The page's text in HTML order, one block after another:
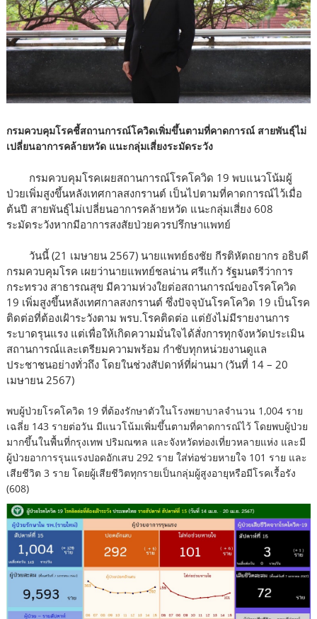
กรมควบคุมโรคชี้สถานการณ์โควิดเพิ่มขึ้นตามที่คาดการณ์ สายพันธุ์ไม่
เปลี่ยนอาการคล้ายหวัด แนะกลุ่มเสี่ยงระมัดระวัง
กรมควบคุมโรคเผยสถานการณ์โรคโควิด 19 พบแนวโน้มผู้
ป่วยเพิ่มสูงขึ้นหลังเทศกาลสงกรานต์ เป็นไปตามที่คาดการณ์ไว้เมื่อ
ต้นปี สายพันธุ์ไม่เปลี่ยนอาการคล้ายหวัด แนะกลุ่มเสี่ยง 608
ระมัดระวังหากมีอาการสงสัยป่วยควรปรึกษาแพทย์
วันนี้ (21 เมษายน 2567) นายแพทย์ธงชัย กีรติหัตถยากร อธิบดี
กรมควบคุมโรค เผยว่านายแพทย์ชลน่าน ศรีแก้ว รัฐมนตรีว่าการ
กระทรวง สาธารณสุข มีความห่วงใยต่อสถานการณ์ของโรคโควิด
19 เพิ่มสูงขึ้นหลังเทศกาลสงกรานต์ ซึ่งปัจจุบันโรคโควิด 19 เป็นโรค
ติดต่อที่ต้องเฝ้าระวังตาม พรบ.โรคติดต่อ แต่ยังไม่มีรายงานการ
ระบาดรุนแรง แต่เพื่อให้เกิดความมั่นใจได้สั่งการทุกจังหวัดประเมิน
สถานการณ์และเตรียมความพร้อม กำชับทุกหน่วยงานดูแล
ประชาชนอย่างทั่วถึง โดยในช่วงสัปดาห์ที่ผ่านมา (วันที่ 14 – 20
เมษายน 2567)
พบผู้ป่วยโรคโควิด 19 ที่ต้องรักษาตัวในโรงพยาบาลจำนวน 1,004 ราย
เฉลี่ย 143 รายต่อวัน มีแนวโน้มเพิ่มขึ้นตามที่คาดการณ์ไว้ โดยพบผู้ป่วย
มากขึ้นในพื้นที่กรุงเทพ ปริมณฑล และจังหวัดท่องเที่ยวหลายแห่ง และมี
ผู้ป่วยอาการรุนแรงปอดอักเสบ 292 ราย ใส่ท่อช่วยหายใจ 101 ราย และ
เสียชีวิต 3 ราย โดยผู้เสียชีวิตทุกรายเป็นกลุ่มผู้สูงอายุหรือมีโรคเรื้อรัง
(608)